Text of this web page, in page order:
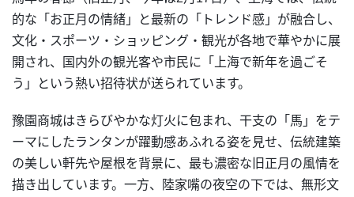
的な「お正月の情緒」と最新の「トレンド感」が融合し、
文化・スポーツ・ショッピング・観光が各地で華やかに展
開され、国内外の観光客や市民に「上海で新年を過ごそ
う」という熱い招待状が送られています。
豫園商城はきらびやかな灯火に包まれ、干支の「馬」をテ
ーマにしたランタンが躍動感あふれる姿を見せ、伝統建築
の美しい軒先や屋根を背景に、最も濃密な旧正月の風情を
描き出しています。一方、陸家嘴の夜空の下では、無形文